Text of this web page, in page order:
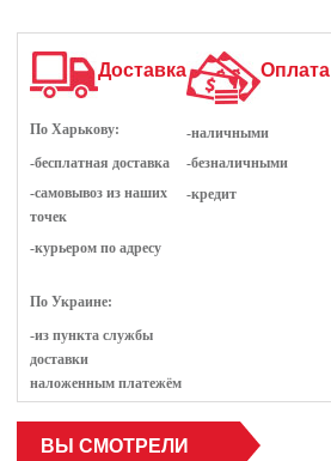
Доставка
По Харькову:
-бесплатная доставка
-самовывоз из наших
точек
-курьером по адресу
По Украине:
-из пункта службы
доставки
наложенным платежём
Оплата
-наличными
-безналичными
-кредит
ВЫ СМОТРЕЛИ